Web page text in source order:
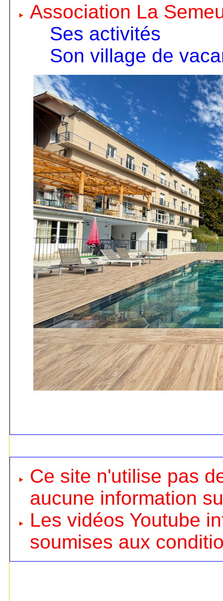
Association La
Ses activités
Son village de
Ce site n'utilise pas
aucune information
Les vidéos Youtube
soumises aux